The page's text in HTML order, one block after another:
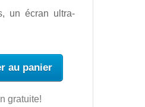
un écran ultra-
au panier
gratuite!